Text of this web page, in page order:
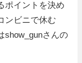
ポイントを決め
ンビニで休む
show_gunさんの